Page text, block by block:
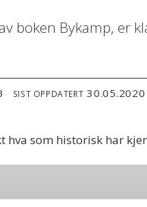
boken Bykamp, er
SIST OPPDATERT
som historisk har